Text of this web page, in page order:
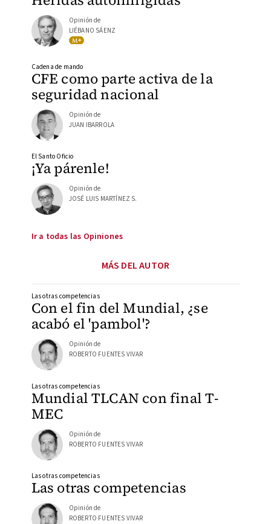
Opinión de
LIÉBANO SÁENZ
CFE como parte activa de la
seguridad nacional
Cadena de mando
Opinión de
JUAN IBARROLA
¡Ya párenle!
El Santo Oficio
Opinión de
JOSÉ LUIS MARTÍNEZ S.
Ir a todas las Opiniones
MÁS DEL AUTOR
Con el fin del Mundial, ¿se
acabó el 'pambol'?
Las otras competencias
Opinión de
ROBERTO FUENTES VIVAR
Mundial TLCAN con final T-
MEC
Las otras competencias
Opinión de
ROBERTO FUENTES VIVAR
Las otras competencias
Las otras competencias
Opinión de
ROBERTO FUENTES VIVAR